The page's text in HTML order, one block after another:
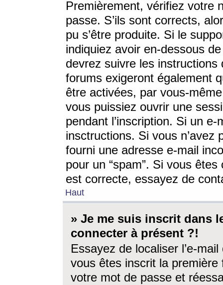
Premièrement, vérifiez votre
passe. S’ils sont corrects,
pu s’être produite. Si le
indiquiez avoir en-dessous
devrez suivre les
forums exigeront également
être activées, par vous-
vous puissiez ouvrir une
pendant l’inscription. Si un
insctructions. Si vous n’avez
fourni une adresse e-mail
pour un “spam”. Si vous
est correcte, essayez de
Haut
» Je me suis inscrit dans
connecter à présent ?!
Essayez de localiser l’e-
vous êtes inscrit la première
votre mot de passe et